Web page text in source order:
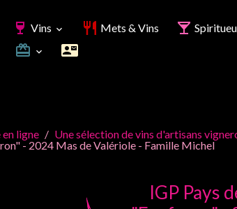
Vins Mets & Vins
ligne
Une sélection de vins d'artisans
- 2024 Mas de Valériole - Famille Michel
IGP Pays